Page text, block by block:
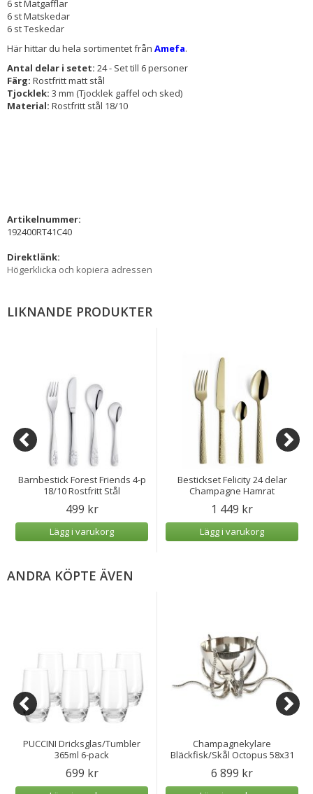
6 st Matgafflar
6 st Matskedar
6 st Teskedar
Här hittar du hela sortimentet från Amefa.
Antal delar i setet: 24 - Set till 6 personer
Färg: Rostfritt matt stål
Tjocklek: 3 mm (Tjocklek gaffel och sked)
Material: Rostfritt stål 18/10
Artikelnummer:
192400RT41C40
Direktlänk:
Högerklicka och kopiera adressen
LIKNANDE PRODUKTER
Barnbestick Forest Friends 4-p
18/10 Rostfritt Stål
499 kr
Lägg i varukorg
Bestickset Felicity 24 delar
Champagne Hamrat
1 449 kr
Lägg i varukorg
ANDRA KÖPTE ÄVEN
PUCCINI Dricksglas/Tumbler
365ml 6-pack
699 kr
Champagnekylare
Bläckfisk/Skål Octopus 58x31
6 899 kr